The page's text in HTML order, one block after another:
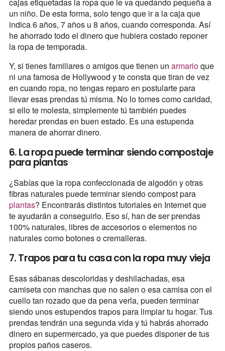
un niño. De esta forma, solo tengo que ir a la caja que
indica 6 años, 7 años u 8 años, cuando corresponda. Así
he ahorrado todo el dinero que hubiera costado reponer
la ropa de temporada.
Y, si tienes familiares o amigos que tienen un armarioque
ni una famosa de Hollywood y te consta que tiran de vez
en cuando ropa, no tengas reparo en postularte para
llevar esas prendas tú misma. No lo tomes como caridad,
si ello te molesta, simplemente tú también puedes
heredar prendas en buen estado. Es una estupenda
manera de ahorrar dinero.
6. La ropa puede terminar siendo compostaje
para plantas
¿Sabías que la ropa confeccionada de algodón y otras
fibras naturales puede terminar siendo compost para
plantas? Encontrarás distintos tutoriales en Internet que
te ayudarán a conseguirlo. Eso sí, han de ser prendas
100% naturales, libres de accesorios o elementos no
naturales como botones o cremalleras.
7. Trapos para tu casa con la ropa muy vieja
Esas sábanas descoloridas y deshilachadas, esa
camiseta con manchas que no salen o esa camisa con el
cuello tan rozado que da pena verla, pueden terminar
siendo unos estupendos trapos para limpiar tu hogar. Tus
prendas tendrán una segunda vida y tú habrás ahorrado
dinero en supermercado, ya que puedes disponer de tus
propios paños caseros.